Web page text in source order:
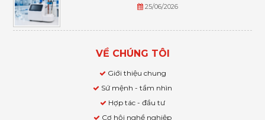
25/06/2026
VỀ CHÚNG TÔI
Giới thiệu chung
Sứ mệnh - tầm nhìn
Hợp tác - đầu tư
Cơ hội nghề nghiệp